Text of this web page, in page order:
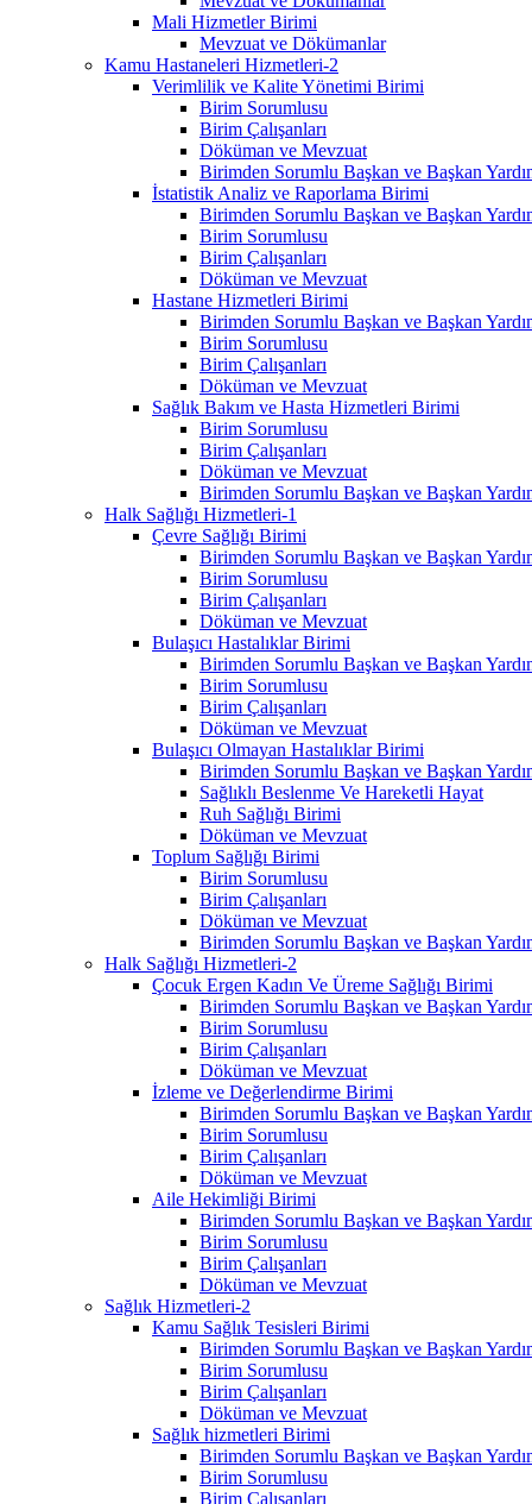
Mali Hizmetler Birimi
Mevzuat ve Dökümanlar
Kamu Hastaneleri Hizmetleri-2
Verimlilik ve Kalite Yönetimi Birimi
Birim Sorumlusu
Birim Çalışanları
Döküman ve Mevzuat
Birimden Sorumlu Başkan ve Başkan
İstatistik Analiz ve Raporlama Birimi
Birimden Sorumlu Başkan ve Başkan
Birim Sorumlusu
Birim Çalışanları
Döküman ve Mevzuat
Hastane Hizmetleri Birimi
Birimden Sorumlu Başkan ve Başkan
Birim Sorumlusu
Birim Çalışanları
Döküman ve Mevzuat
Sağlık Bakım ve Hasta Hizmetleri Birimi
Birim Sorumlusu
Birim Çalışanları
Döküman ve Mevzuat
Birimden Sorumlu Başkan ve Başkan
Halk Sağlığı Hizmetleri-1
Çevre Sağlığı Birimi
Birimden Sorumlu Başkan ve Başkan
Birim Sorumlusu
Birim Çalışanları
Döküman ve Mevzuat
Bulaşıcı Hastalıklar Birimi
Birimden Sorumlu Başkan ve Başkan
Birim Sorumlusu
Birim Çalışanları
Döküman ve Mevzuat
Bulaşıcı Olmayan Hastalıklar Birimi
Birimden Sorumlu Başkan ve Başkan
Sağlıklı Beslenme Ve Hareketli Hayat
Ruh Sağlığı Birimi
Döküman ve Mevzuat
Toplum Sağlığı Birimi
Birim Sorumlusu
Birim Çalışanları
Döküman ve Mevzuat
Birimden Sorumlu Başkan ve Başkan
Halk Sağlığı Hizmetleri-2
Çocuk Ergen Kadın Ve Üreme Sağlığı Birimi
Birimden Sorumlu Başkan ve Başkan
Birim Sorumlusu
Birim Çalışanları
Döküman ve Mevzuat
İzleme ve Değerlendirme Birimi
Birimden Sorumlu Başkan ve Başkan
Birim Sorumlusu
Birim Çalışanları
Döküman ve Mevzuat
Aile Hekimliği Birimi
Birimden Sorumlu Başkan ve Başkan
Birim Sorumlusu
Birim Çalışanları
Döküman ve Mevzuat
Sağlık Hizmetleri-2
Kamu Sağlık Tesisleri Birimi
Birimden Sorumlu Başkan ve Başkan
Birim Sorumlusu
Birim Çalışanları
Döküman ve Mevzuat
Sağlık hizmetleri Birimi
Birimden Sorumlu Başkan ve Başkan
Birim Sorumlusu
Birim Çalışanları